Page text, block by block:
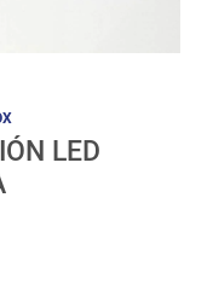
LED